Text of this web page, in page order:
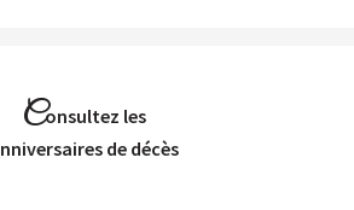
Consultez les
Anniversaires de décès